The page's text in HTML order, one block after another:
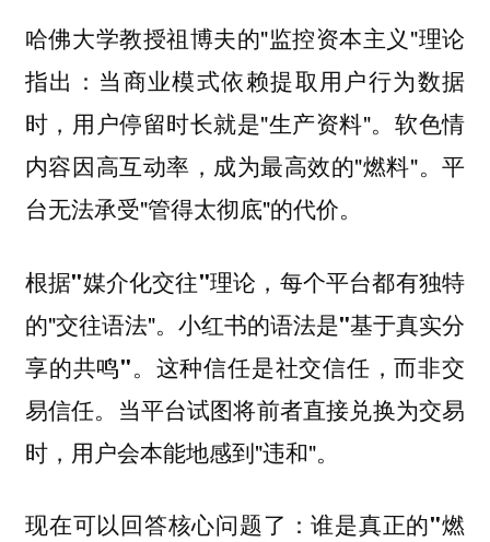
哈佛大学教授祖博夫的"监控资本主义"理论
指出：当商业模式依赖提取用户行为数据
时，用户停留时长就是"生产资料"。软色情
内容因高互动率，成为最高效的"燃料"。平
台无法承受"管得太彻底"的代价。
根据"媒介化交往"理论， 每个平台都有独特
的"交往语法"。小红书的语法是"基于真实分
享的共鸣"。这种信任是社交信任，而非交
易信任。当平台试图将前者直接兑换为交易
时，用户会本能地感到"违和"。
现在可以回答核心问题了：谁是真正的"燃